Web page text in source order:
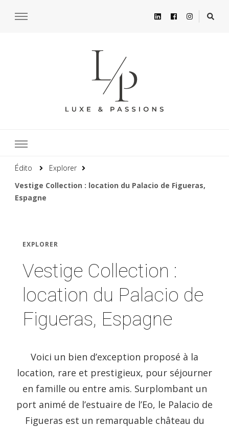
Édito
Explorer
Vestige Collection : location du Palacio de Figueras,
Espagne
EXPLORER
Vestige Collection :
location du Palacio de
Figueras, Espagne
Voici un bien d’exception proposé à la
location, rare et prestigieux, pour séjourner
en famille ou entre amis. Surplombant un
port animé de l’estuaire de l’Eo, le Palacio de
Figueras est un remarquable château du